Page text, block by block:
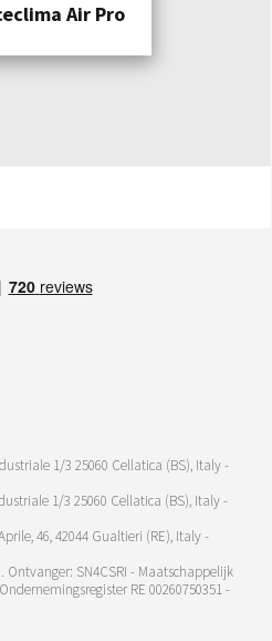
Air Pro
1/3 25060 Cellatica (BS), Italy -
1/3 25060 Cellatica (BS), Italy -
46, 42044 Gualtieri (RE), Italy -
Ontvanger: SN4CSRI - Maatschappelijk
RE 00260750351 -